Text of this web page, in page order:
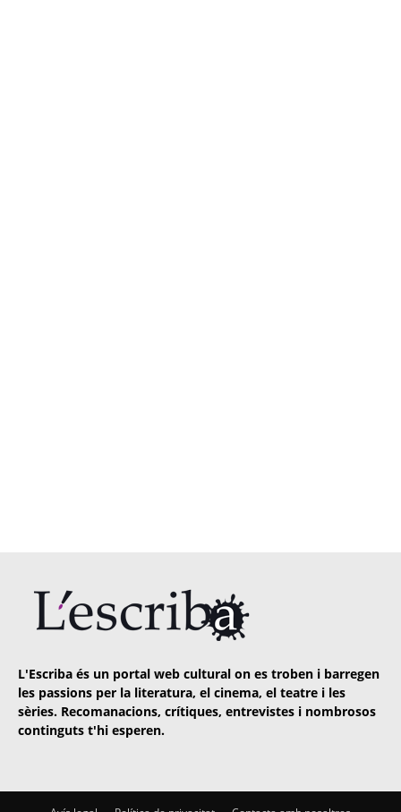
L'Escriba és un portal web cultural on es troben i barregen
les passions per la literatura, el cinema, el teatre i les
sèries. Recomanacions, crítiques, entrevistes i nombrosos
continguts t'hi esperen.